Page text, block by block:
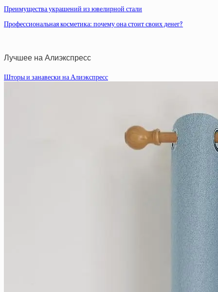
Преимущества украшений из ювелирной стали
Профессиональная косметика: почему она стоит своих денег?
Лучшее на Алиэкспресс
Шторы и занавески на Алиэкспресс